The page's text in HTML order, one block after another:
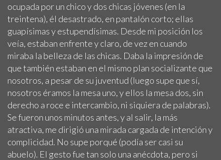
ocupada por un chico y dos chicas jóvenes (en la
treintena), él desastrado, en pantalón corto; ellas
guapísimas y estupendísimas. Desde mi posición los
veía, estaban enfrente y claro, de vez en cuando
miraba la belleza de las chicas. Daba la impresión de
que también estaban en el mismo plan socializante que
nosotros, a pesar de su juventud (luego supe que sí,
nosotros éramos la mesa uno, y ellos la mesa dos, sin
derecho a roce e intercambio, ni siquiera de palabras).
Se fueron unos minutos antes, y al salir, la más
atractiva, me dirigió una mirada cargada de intención y
complicidad. No supe porqué (podía ser casi su
abuelo). El gesto fue tan solo una anécdota, pero si